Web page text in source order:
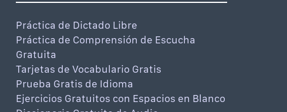
Práctica de Dictado Libre
Práctica de Comprensión de Escucha
Gratuita
Tarjetas de Vocabulario Gratis
Prueba Gratis de Idioma
Ejercicios Gratuitos con Espacios en Blanco